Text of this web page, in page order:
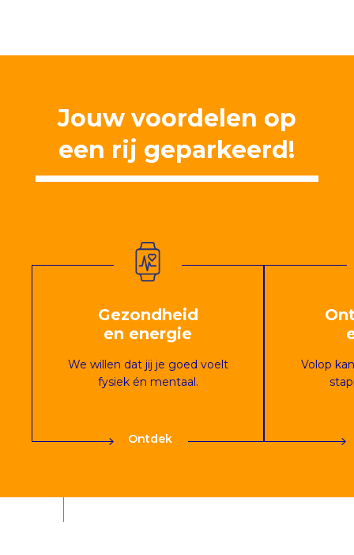
Jouw voordelen op
een rij geparkeerd!
Gezondheid
en energie
We willen dat jij je goed voelt
fysiek én mentaal.
Ontdek
Volop